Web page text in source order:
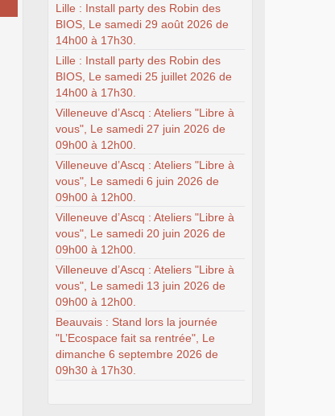
Lille : Install party des Robin des
BIOS, Le samedi 29 août 2026 de
14h00 à 17h30.
Lille : Install party des Robin des
BIOS, Le samedi 25 juillet 2026 de
14h00 à 17h30.
Villeneuve d’Ascq : Ateliers "Libre à
vous", Le samedi 27 juin 2026 de
09h00 à 12h00.
Villeneuve d’Ascq : Ateliers "Libre à
vous", Le samedi 6 juin 2026 de
09h00 à 12h00.
Villeneuve d’Ascq : Ateliers "Libre à
vous", Le samedi 20 juin 2026 de
09h00 à 12h00.
Villeneuve d’Ascq : Ateliers "Libre à
vous", Le samedi 13 juin 2026 de
09h00 à 12h00.
Beauvais : Stand lors la journée
"L’Ecospace fait sa rentrée", Le
dimanche 6 septembre 2026 de
09h30 à 17h30.